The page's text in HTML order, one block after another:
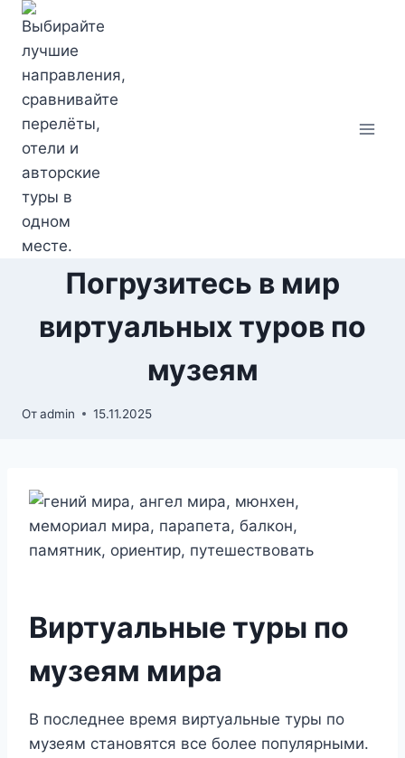
Перейти
содержимому
Погрузитесь в мир
виртуальных туров по
музеям
Отadmin 15.11.2025
Виртуальные туры по
музеям мира
В последнее время виртуальные туры по
музеям становятся все более популярными.